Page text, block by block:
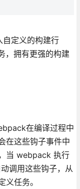
定义的构建行
，拥有更强的构建
在编译过程中
在这些钩子事件中
当 webpack 执行
调用这些钩子，从
任务。